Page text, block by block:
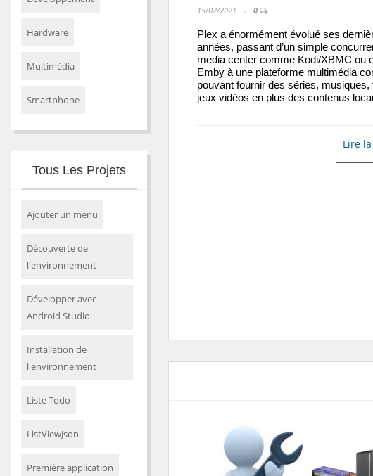
Hardware
Multimédia
Smartphone
Tous Les Projets
Ajouter un menu
Découverte de
l'environnement
Développer avec
Android Studio
Installation de
l'environnement
Liste Todo
ListViewJson
Première application
15/02/2021 0
Plex a énormément évolué ses
années, passant d’un simple
media center comme Kodi/XBMC ou
Emby à une plateforme multimédia
pouvant fournir des séries, musiques,
jeux vidéos en plus des contenus
Lire